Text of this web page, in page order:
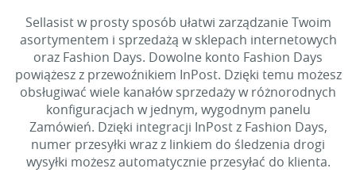
Sellasist w prosty sposób ułatwi zarządzanie Twoim
asortymentem i sprzedażą w sklepach internetowych
oraz Fashion Days. Dowolne konto Fashion Days
powiążesz z przewoźnikiem InPost. Dzięki temu możesz
obsługiwać wiele kanałów sprzedaży w różnorodnych
konfiguracjach w jednym, wygodnym panelu
Zamówień. Dzięki integracji InPost z Fashion Days,
numer przesyłki wraz z linkiem do śledzenia drogi
wysyłki możesz automatycznie przesyłać do klienta.